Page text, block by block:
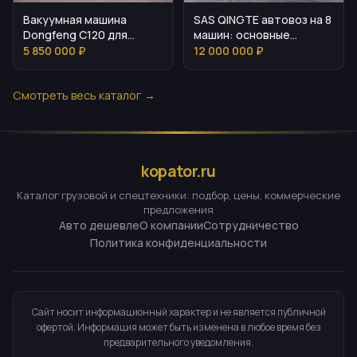
Вакуумная машина
Dongfeng C120 для
коммунальных и
5 850 000 ₽
SAS QINGTE автовоз на 8
машин: основные
параметры и
12 000 000 ₽
Смотреть весь каталог →
kopator.ru
Каталог грузовой и спецтехники: подбор, цены, коммерческие
предложения
Авто дешевлеО компанииСотрудничество
Политика конфиденциальности
Сайт носит информационный характер и не является публичной
офертой. Информация может быть изменена в любое время без
предварительного уведомления.